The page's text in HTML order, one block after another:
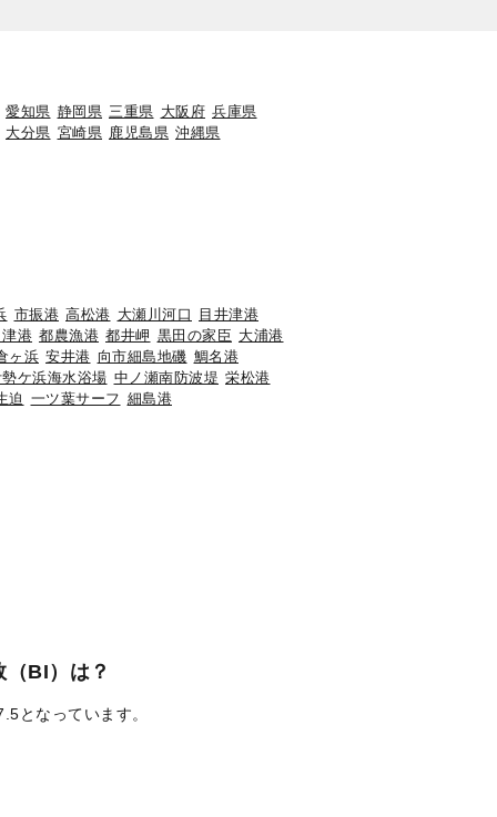
愛知県 静岡県 三重県 大阪府 兵庫県
大分県 宮崎県 鹿児島県 沖縄県
市振港 高松港 大瀬川河口
目井津港
港 都農漁港 都井岬 黒田の家臣 大浦港
ヶ浜 安井港 向市細島地磯 鯛名港
ケ浜海水浴場 中ノ瀬南防波堤 栄松港
迫 一ツ葉サーフ 細島港
BI）は？
となっています。